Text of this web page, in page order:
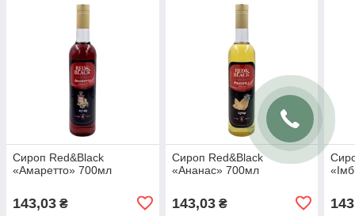
Сироп Red&Black
«Амаретто» 700мл
143,03 ₴
Сироп Red&Black
«Ананас» 700мл
143,03₴